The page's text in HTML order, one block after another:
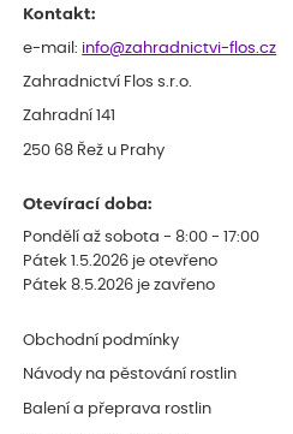
Kontakt:
e-mail: info@zahradnictvi-flos.cz
Zahradnictví Flos s.r.o.
Zahradní 141
250 68 Řež u Prahy
Otevírací doba:
Pondělí až sobota - 8:00 - 17:00
Pátek 1.5.2026 je otevřeno
Pátek 8.5.2026 je zavřeno
Obchodní podmínky
Návody na pěstování rostlin
Balení a přeprava rostlin